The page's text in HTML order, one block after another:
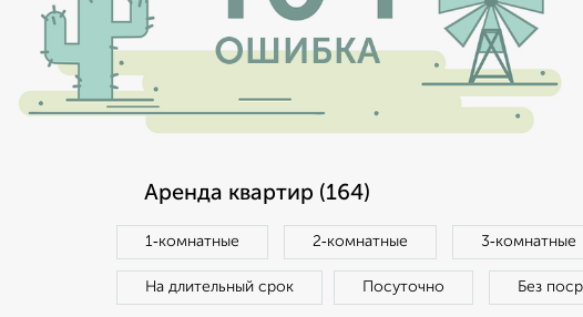
Аренда квартир (164)
1‑комнатные 2‑комнатные 3‑комнатные
На длительный срок Посуточно Без